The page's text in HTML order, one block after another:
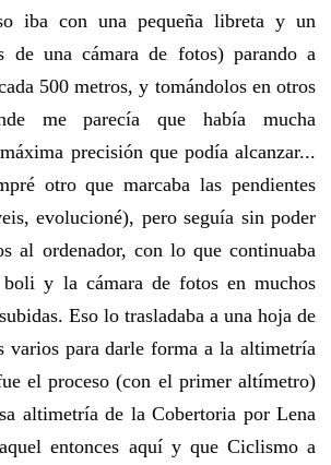
iba con una pequeña libreta y un
de una cámara de fotos) parando a
500 metros, y tomándolos en otros
me parecía que había mucha
precisión que podía alcanzar...
otro que marcaba las pendientes
evolucioné), pero seguía sin poder
al ordenador, con lo que continuaba
y la cámara de fotos en muchos
Eso lo trasladaba a una hoja de
varios para darle forma a la altimetría
el proceso (con el primer altímetro)
altimetría de la Cobertoria por Lena
entonces aquí y que Ciclismo a